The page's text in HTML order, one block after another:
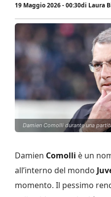
19 Maggio 2026 - 00:30di Laura
Damien Comolli durante una
Damien Comolli è un
all’interno del mondo
momento. Il pessimo